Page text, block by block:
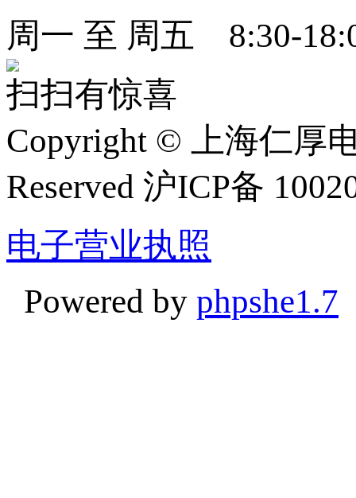
周一 至 周五 8:30-
扫扫有惊喜
Copyright © 上海仁厚
Reserved 沪ICP备
电子营业执照
Powered by phpshe1.7